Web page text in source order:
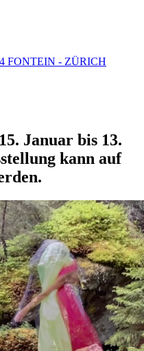
FONTEIN - ZÜRICH
Januar bis 13.
kann auf